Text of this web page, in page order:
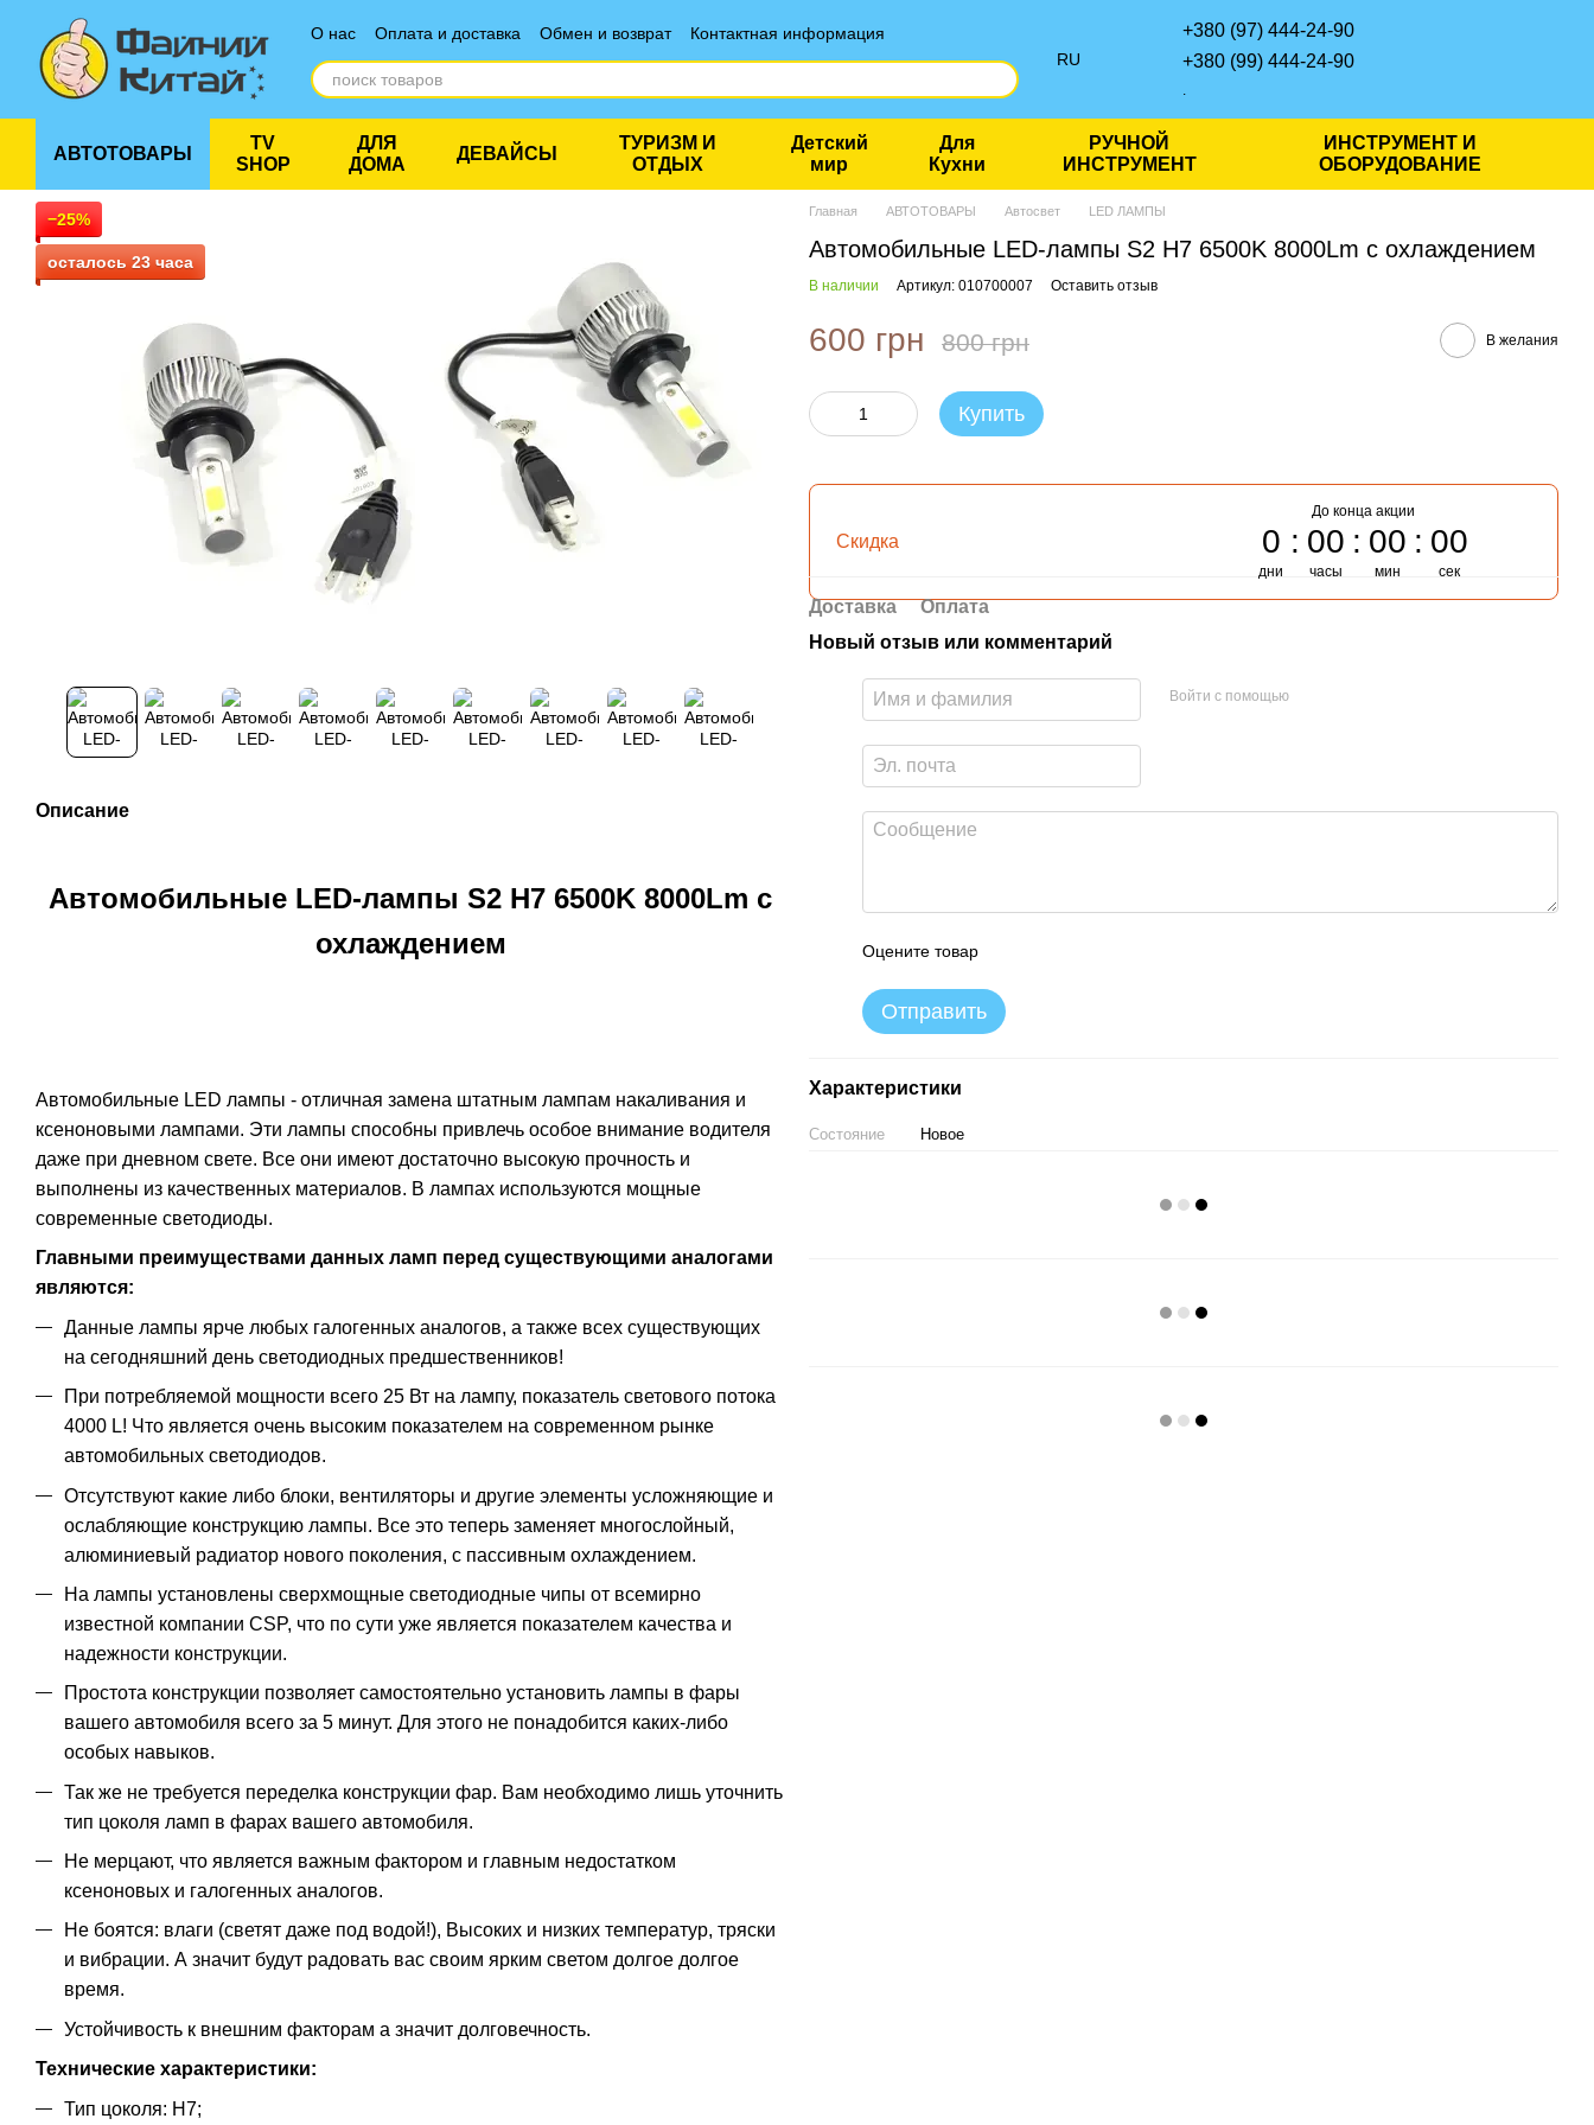
Перейти к основному контенту
О нас Оплата и доставка Обмен и возврат
Контактная информация
Отзывы о магазине
RU
+380 (97) 444-24-90
+380 (99) 444-24-90
АВТОТОВАРЫ
TV
SHOP
ДЛЯ
ДОМА
ДЕВАЙСЫ
ТУРИЗМ И
ОТДЫХ
Детский
мир
Для
Кухни
РУЧНОЙ
ИНСТРУМЕНТ
ИНСТРУМЕНТ И
ОБОРУДОВАНИЕ
−25%
осталось 23 часа
Описание
Автомобильные LED-лампы S2 H7 6500K 8000Lm с
охлаждением
Автомобильные LED лампы - отличная замена штатным лампам накаливания и
ксеноновыми лампами. Эти лампы способны привлечь особое внимание водителя
даже при дневном свете. Все они имеют достаточно высокую прочность и
выполнены из качественных материалов. В лампах используются мощные
современные светодиоды.
Главными преимуществами данных ламп перед существующими аналогами
являются:
Данные лампы ярче любых галогенных аналогов, а также всех существующих
на сегодняшний день светодиодных предшественников!
При потребляемой мощности всего 25 Вт на лампу, показатель светового потока
4000 L! Что является очень высоким показателем на современном рынке
автомобильных светодиодов.
Отсутствуют какие либо блоки, вентиляторы и другие элементы усложняющие и
ослабляющие конструкцию лампы. Все это теперь заменяет многослойный,
алюминиевый радиатор нового поколения, с пассивным охлаждением.
На лампы установлены сверхмощные светодиодные чипы от всемирно
известной компании CSP, что по сути уже является показателем качества и
надежности конструкции.
Простота конструкции позволяет самостоятельно установить лампы в фары
вашего автомобиля всего за 5 минут. Для этого не понадобится каких-либо
особых навыков.
Так же не требуется переделка конструкции фар. Вам необходимо лишь уточнить
тип цоколя ламп в фарах вашего автомобиля.
Не мерцают, что является важным фактором и главным недостатком
ксеноновых и галогенных аналогов.
Не боятся: влаги (светят даже под водой!), Высоких и низких температур, тряски
и вибрации. А значит будут радовать вас своим ярким светом долгое долгое
время.
Устойчивость к внешним факторам а значит долговечность.
Технические характеристики:
Тип цоколя: H7;
Главная АВТОТОВАРЫ Автосвет LED ЛАМПЫ
Автомобильные LED-лампы S2 H7 6500K 8000Lm с охлаждением
В наличии Артикул: 010700007 Оставить отзыв
600 грн 800 грн В желания
Купить
Скидка
До конца акции
0
дни
00
часы
00
мин
00
сек
Доставка
Оплата
Новый отзыв или комментарий
Войти с помощью
Оцените товар
Отправить
Характеристики
Состояние Новое